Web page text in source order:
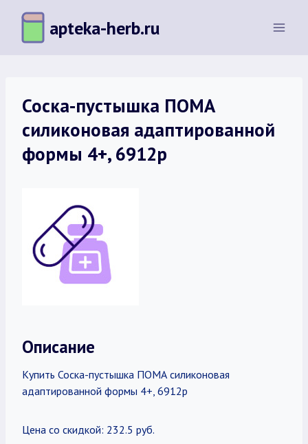
Перейти
содержимому
apteka-herb.ru
Соска-пустышка ПОМА
силиконовая адаптированной
формы 4+, 6912р
Описание
Купить Соска-пустышка ПОМА силиконовая
адаптированной формы 4+, 6912р
Цена со скидкой: 232.5 руб.